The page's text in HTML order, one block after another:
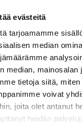
evästeitä
tarjoamamme
median
median, mainosalan
tietoja siitä,
voivat
joita olet antanut
heidän
'-
IP 68 – 10 bar;IP 69